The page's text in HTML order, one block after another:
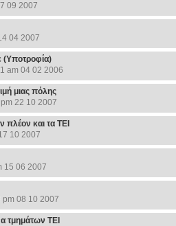
09 2007
04 2007
(Υποτροφία)
am 04 02 2006
μιας πόλης
22 10 2007
πλέον και τα ΤΕΙ
10 2007
15 06 2007
08 10 2007
τμημάτων ΤΕΙ